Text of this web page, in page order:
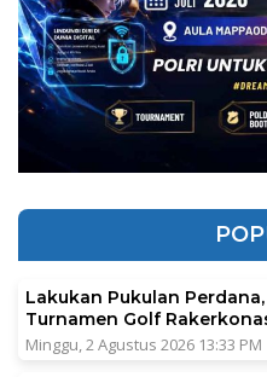
Lakukan Pukulan
Turnamen Golf
Minggu, 2 Agustus 2026 13:33 PM